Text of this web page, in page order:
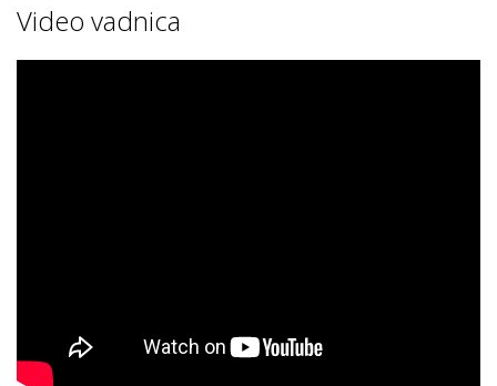
Video vadnica